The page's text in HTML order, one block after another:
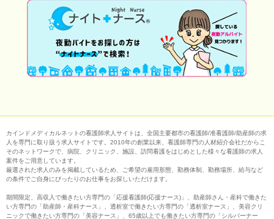
カインドメディカルネットの看護師求人サイトは、全国主要都市の看護師/准看護師/助産師の求
人を専門に取り扱う求人サイトです。2010年の創業以来、看護師専門の人材紹介会社だからこ
そのネットワークで、病院、クリニック、施設、訪問看護をはじめとした様々な看護師の求人
案件をご用意しています。
厳選された求人のみを掲載しているため、ご希望の雇用形態、勤務体制、勤務場所、給与など
の条件でご自身にぴったりのお仕事をお探しいただけます。
期間限定、高収入で働きたい方専門の「応援看護師(応援ナース)」、助産師さん・産科で働きた
い方専門の「助産師・産科ナース」、透析室で働きたい方専門の「透析室ナース」、美容クリ
ニックで働きたい方専門の「美容ナース」、65歳以上でも働きたい方専門の「シルバーナー